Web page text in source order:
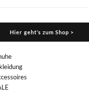
Hier geht’s zum Shop >